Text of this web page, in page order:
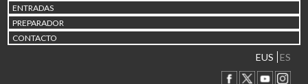
ENTRADAS
PREPARADOR
CONTACTO
EUS ES